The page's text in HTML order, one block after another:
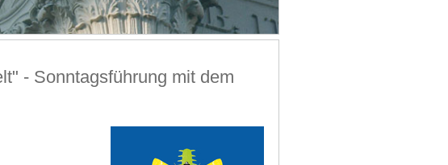
- Sonntagsführung mit dem